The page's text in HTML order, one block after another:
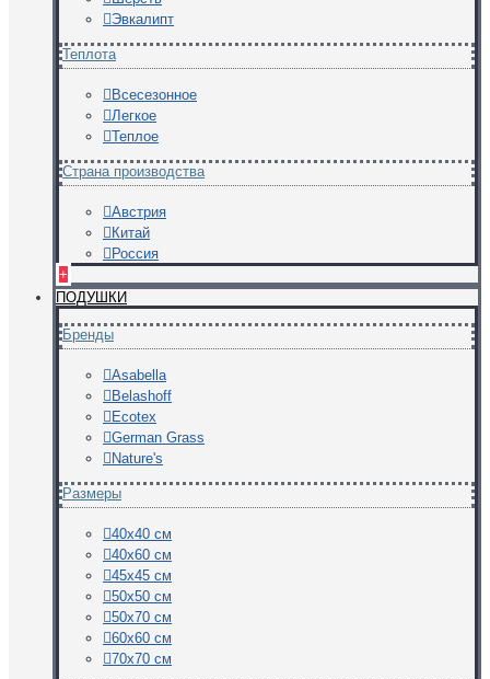
Эвкалипт
Теплота
Всесезонное
Легкое
Теплое
Страна производства
Австрия
Китай
Россия
+
ПОДУШКИ
Бренды
Asabella
Belashoff
Ecotex
German Grass
Nature's
Размеры
40х40 см
40х60 см
45х45 см
50х50 см
50х70 см
60х60 см
70х70 см